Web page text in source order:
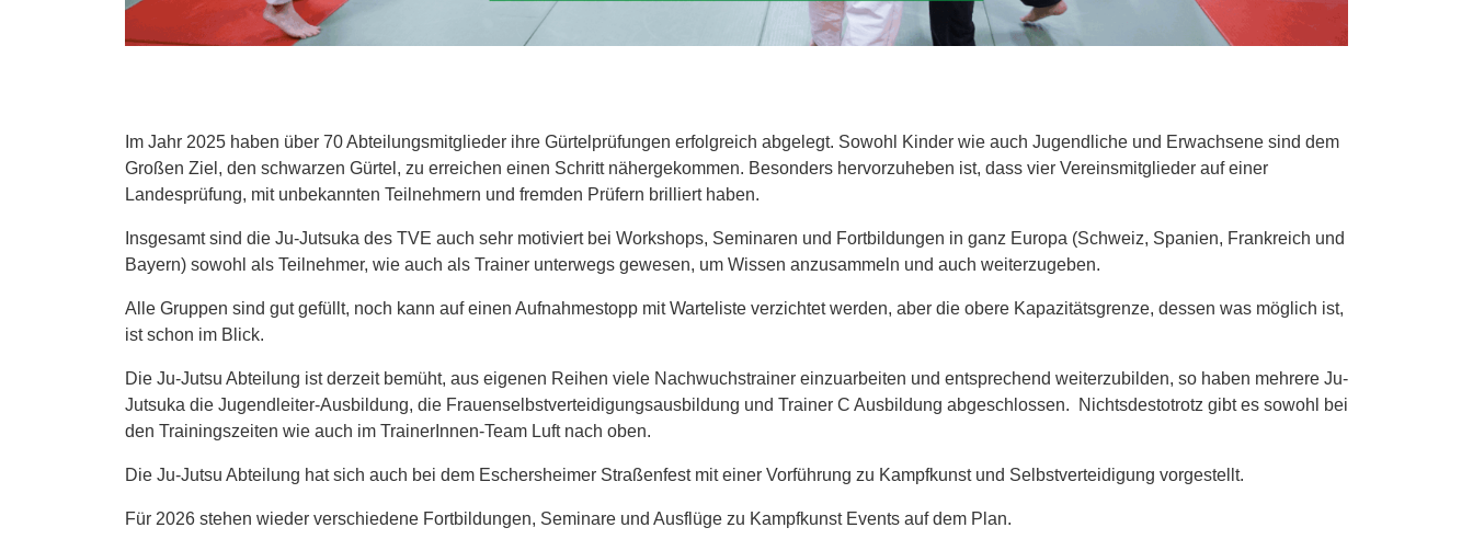
Im Jahr 2025 haben über 70 Abteilungsmitglieder ihre Gürtelprüfungen erfolgreich abgelegt. Sowohl Kinder wie auch Jugendliche und Erwachsene sind dem
Großen Ziel, den schwarzen Gürtel, zu erreichen einen Schritt nähergekommen. Besonders hervorzuheben ist, dass vier Vereinsmitglieder auf einer
Landesprüfung, mit unbekannten Teilnehmern und fremden Prüfern brilliert haben.
Insgesamt sind die Ju-Jutsuka des TVE auch sehr motiviert bei Workshops, Seminaren und Fortbildungen in ganz Europa (Schweiz, Spanien, Frankreich und
Bayern) sowohl als Teilnehmer, wie auch als Trainer unterwegs gewesen, um Wissen anzusammeln und auch weiterzugeben.
Alle Gruppen sind gut gefüllt, noch kann auf einen Aufnahmestopp mit Warteliste verzichtet werden, aber die obere Kapazitätsgrenze, dessen was möglich ist,
ist schon im Blick.
Die Ju-Jutsu Abteilung ist derzeit bemüht, aus eigenen Reihen viele Nachwuchstrainer einzuarbeiten und entsprechend weiterzubilden, so haben mehrere Ju-
Jutsuka die Jugendleiter-Ausbildung, die Frauenselbstverteidigungsausbildung und Trainer C Ausbildung abgeschlossen. Nichtsdestotrotz gibt es sowohl bei
den Trainingszeiten wie auch im TrainerInnen-Team Luft nach oben.
Die Ju-Jutsu Abteilung hat sich auch bei dem Eschersheimer Straßenfest mit einer Vorführung zu Kampfkunst und Selbstverteidigung vorgestellt.
Für 2026 stehen wieder verschiedene Fortbildungen, Seminare und Ausflüge zu Kampfkunst Events auf dem Plan.